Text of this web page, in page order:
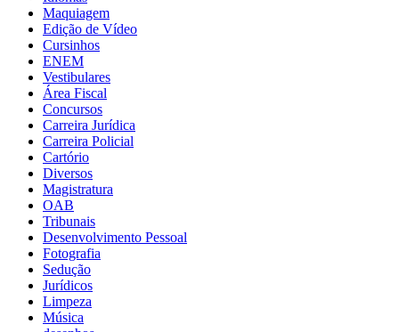
Maquiagem
Edição de Vídeo
Cursinhos
ENEM
Vestibulares
Área Fiscal
Concursos
Carreira Jurídica
Carreira Policial
Cartório
Diversos
Magistratura
OAB
Tribunais
Desenvolvimento Pessoal
Fotografia
Sedução
Jurídicos
Limpeza
Música